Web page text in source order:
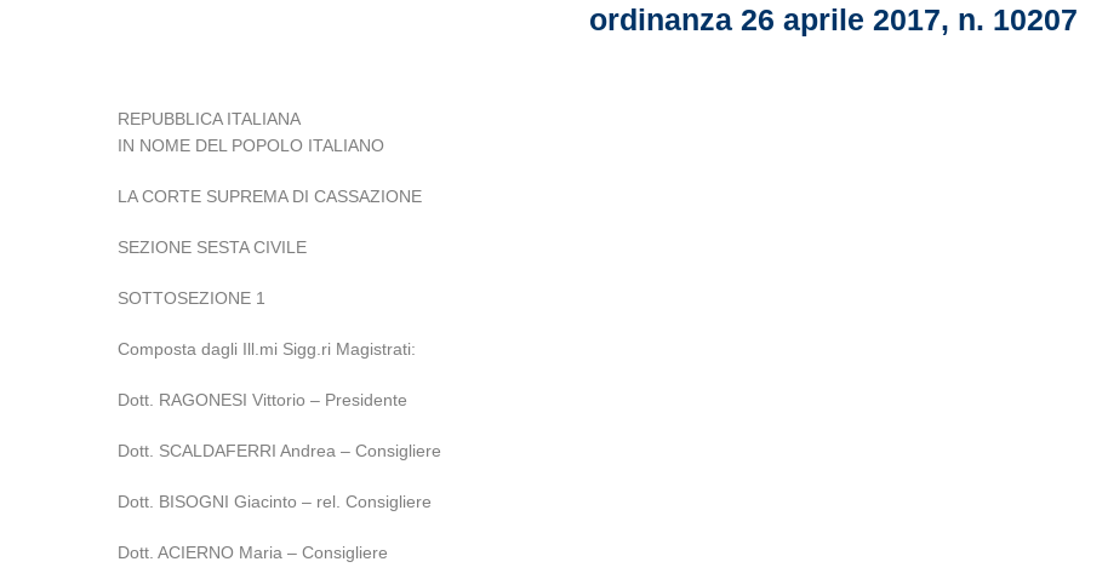
ordinanza 26 aprile 2017, n. 10207
REPUBBLICA ITALIANA
IN NOME DEL POPOLO ITALIANO
LA CORTE SUPREMA DI CASSAZIONE
SEZIONE SESTA CIVILE
SOTTOSEZIONE 1
Composta dagli Ill.mi Sigg.ri Magistrati:
Dott. RAGONESI Vittorio – Presidente
Dott. SCALDAFERRI Andrea – Consigliere
Dott. BISOGNI Giacinto – rel. Consigliere
Dott. ACIERNO Maria – Consigliere